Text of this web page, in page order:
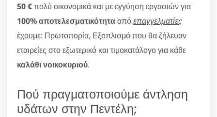
50 €πολύ οικονομικά και με εγγύηση εργασιών για
100% αποτελεσματικότητααπόεπαγγελματίες
έχουμε: Πρωτοπορία, Εξοπλισμό που θα ζήλευαν
εταιρείες στο εξωτερικό και τιμοκατάλογο για κάθε
καλάθι νοικοκυριού.
Πού πραγματοποιούμε άντληση
υδάτων στην Πεντέλη;